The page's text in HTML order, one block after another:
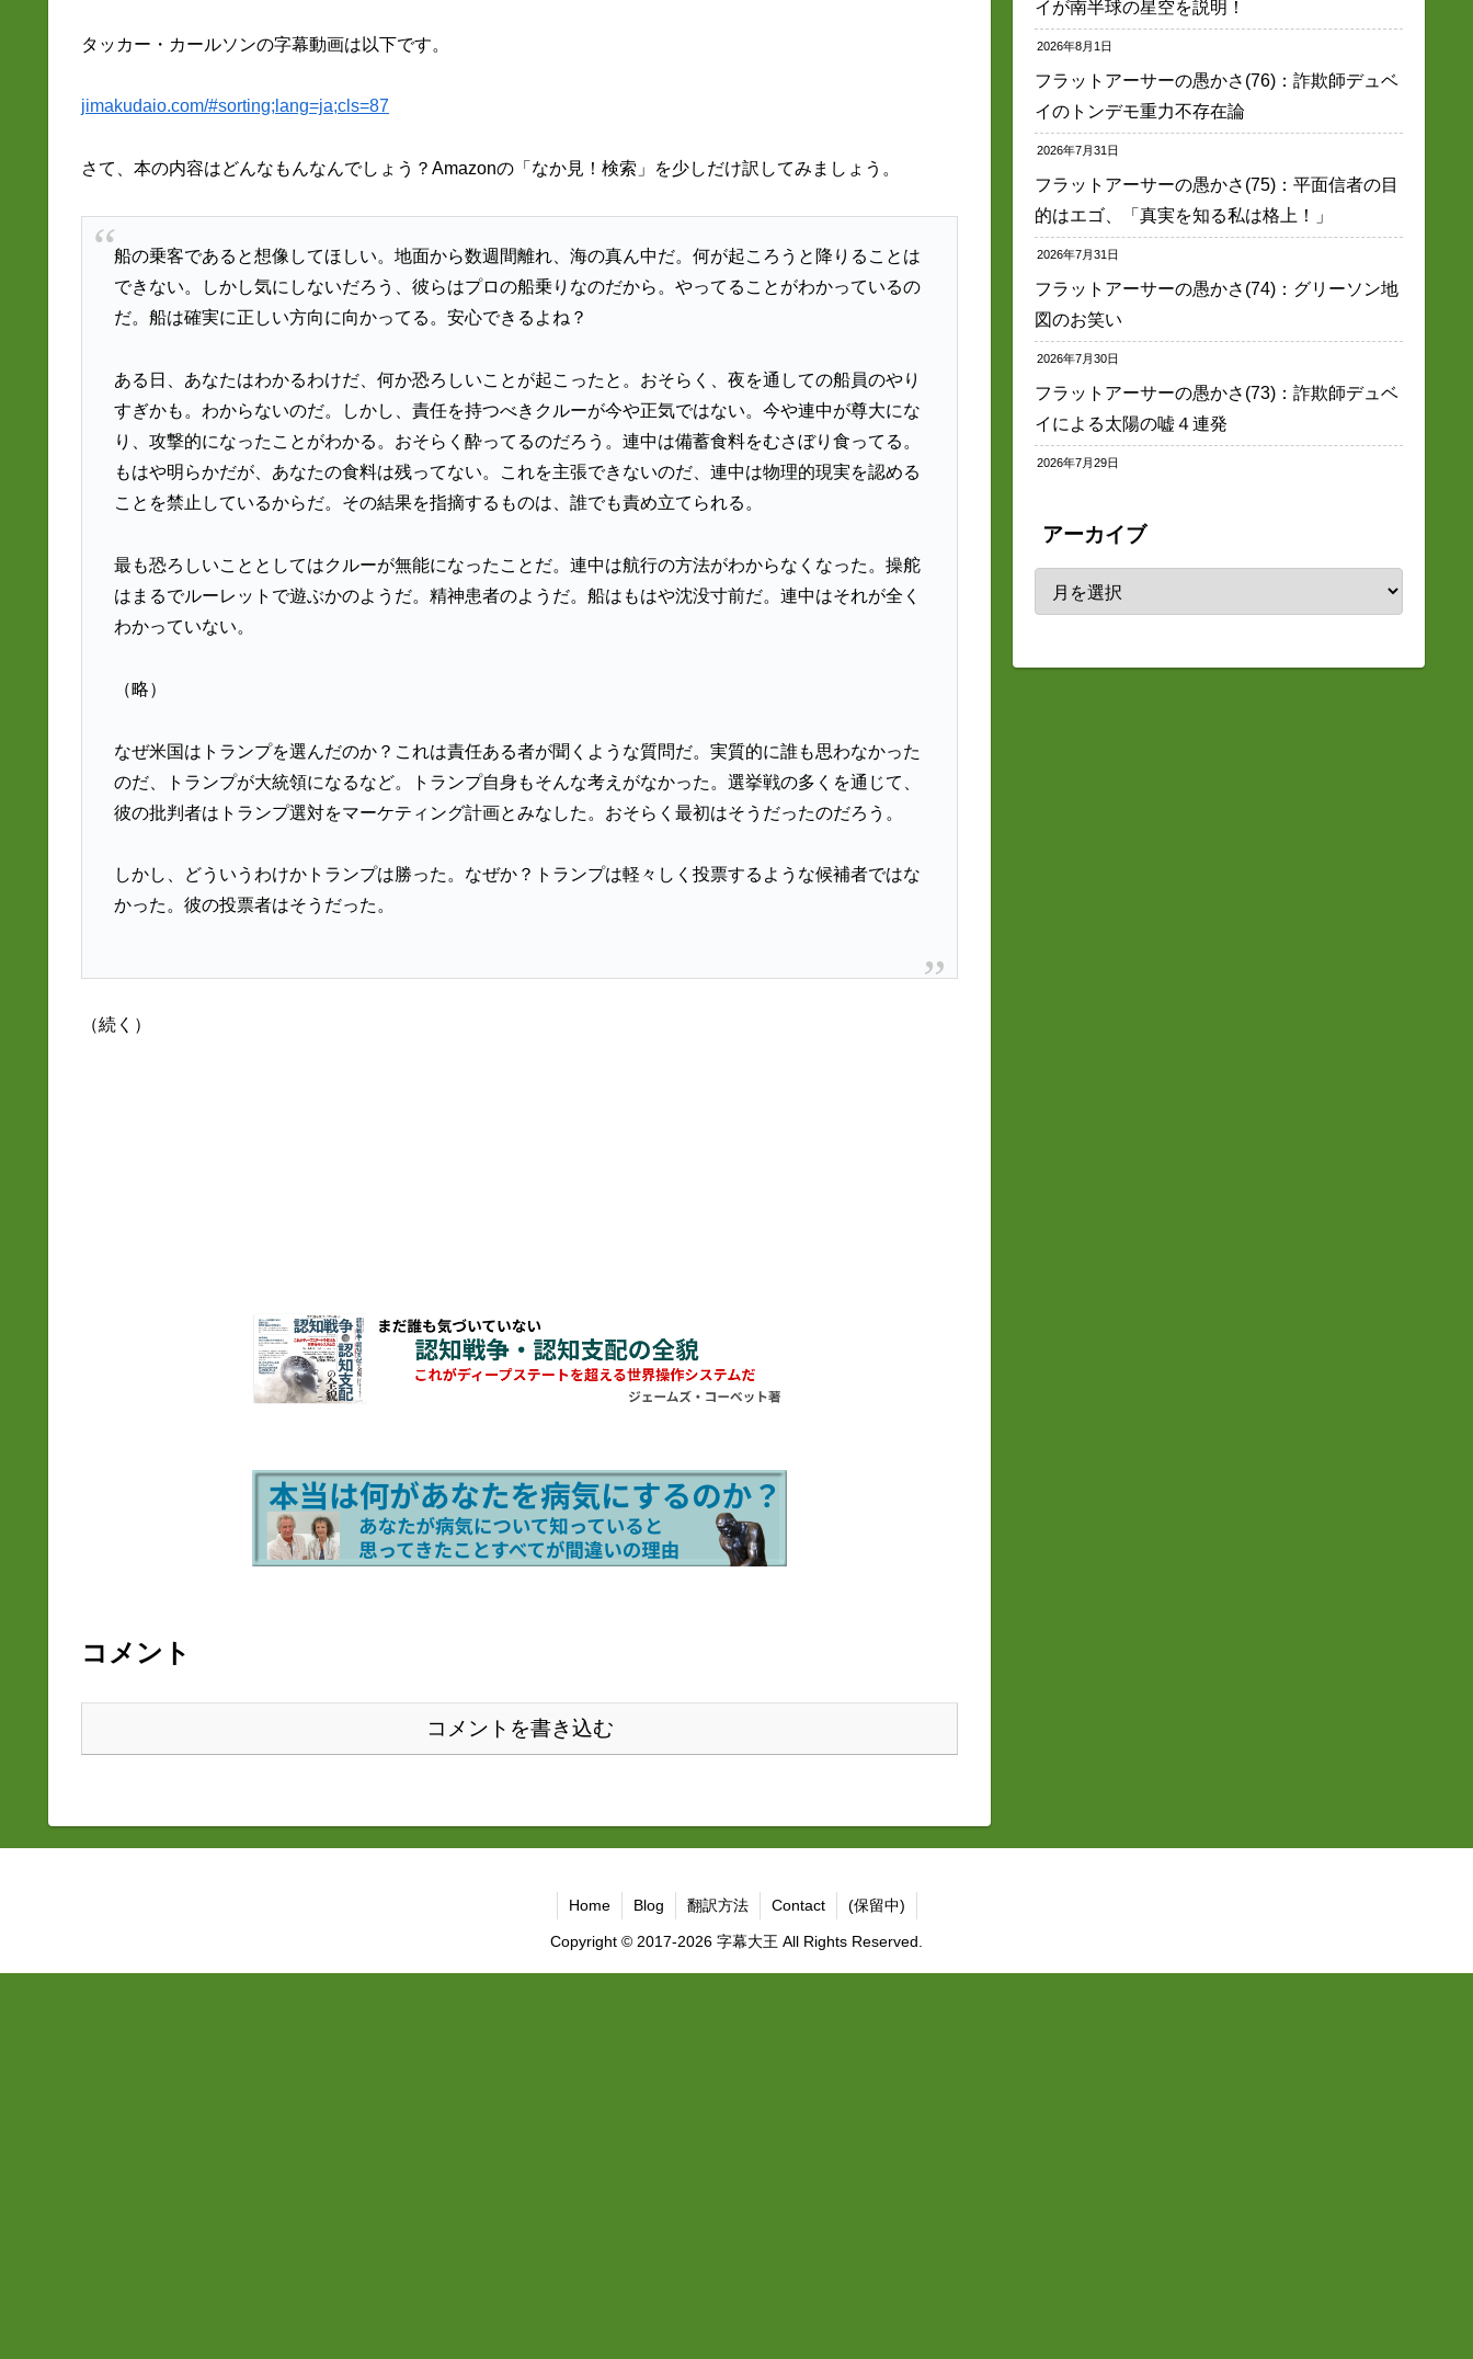
タッカー・カールソンの字幕動画は以下です。
jimakudaio.com/#sorting;lang=ja;cls=87
さて、本の内容はどんなもんなんでしょう？Amazonの「なか見！検索」を少しだけ訳してみましょう。
船の乗客であると想像してほしい。地面から数週間離れ、海の真ん中だ。何が起ころうと降りることは
できない。しかし気にしないだろう、彼らはプロの船乗りなのだから。やってることがわかっているの
だ。船は確実に正しい方向に向かってる。安心できるよね？
ある日、あなたはわかるわけだ、何か恐ろしいことが起こったと。おそらく、夜を通しての船員のやり
すぎかも。わからないのだ。しかし、責任を持つべきクルーが今や正気ではない。今や連中が尊大にな
り、攻撃的になったことがわかる。おそらく酔ってるのだろう。連中は備蓄食料をむさぼり食ってる。
もはや明らかだが、あなたの食料は残ってない。これを主張できないのだ、連中は物理的現実を認める
ことを禁止しているからだ。その結果を指摘するものは、誰でも責め立てられる。
最も恐ろしいこととしてはクルーが無能になったことだ。連中は航行の方法がわからなくなった。操舵
はまるでルーレットで遊ぶかのようだ。精神患者のようだ。船はもはや沈没寸前だ。連中はそれが全く
わかっていない。
（略）
なぜ米国はトランプを選んだのか？これは責任ある者が聞くような質問だ。実質的に誰も思わなかった
のだ、トランプが大統領になるなど。トランプ自身もそんな考えがなかった。選挙戦の多くを通じて、
彼の批判者はトランプ選対をマーケティング計画とみなした。おそらく最初はそうだったのだろう。
しかし、どういうわけかトランプは勝った。なぜか？トランプは軽々しく投票するような候補者ではな
かった。彼の投票者はそうだった。
（続く）
コメント
コメントを書き込む
イが南半球の星空を説明！
2026年8月1日
フラットアーサーの愚かさ(76)：詐欺師デュベ
イのトンデモ重力不存在論
2026年7月31日
フラットアーサーの愚かさ(75)：平面信者の目
的はエゴ、「真実を知る私は格上！」
2026年7月31日
フラットアーサーの愚かさ(74)：グリーソン地
図のお笑い
2026年7月30日
フラットアーサーの愚かさ(73)：詐欺師デュベ
イによる太陽の嘘４連発
2026年7月29日
アーカイブ
Home Blog 翻訳方法 Contact (保留中)
Copyright © 2017-2026 字幕大王 All Rights Reserved.